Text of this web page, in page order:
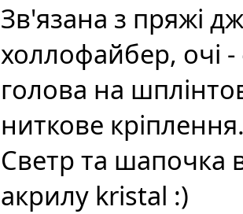
Зв'язана з пряжі
холлофайбер, очі -
голова на
ниткове
Светр та шапочка
акрилу kristal :)